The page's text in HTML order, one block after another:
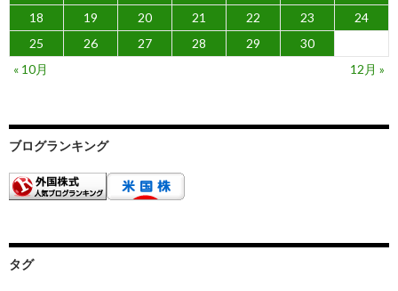
18
19 20 21 22 23
24
25
26 27 28 29
30
« 10月
12月 »
ブログランキング
タグ